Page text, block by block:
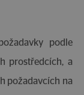
podle
prostředcích, a
požadavcích na